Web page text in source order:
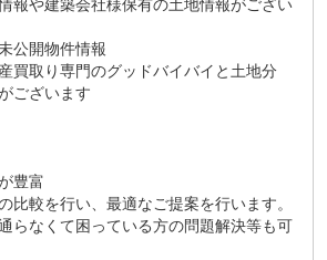
報や建築会社様保有の土地情報がござい
公開物件情報
買取り専門のグッドバイバイと土地分
ございます
豊富
比較を行い、最適なご提案を行います。
らなくて困っている方の問題解決等も可